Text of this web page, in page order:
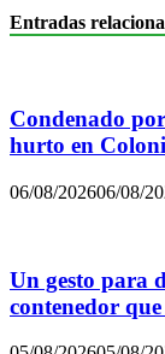
Entradas
Condenado
hurto en
06/08/202606/08/
Un gesto para
contenedor